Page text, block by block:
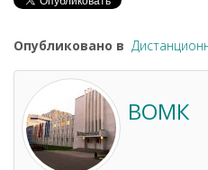
Опубликовано в
ВОМК